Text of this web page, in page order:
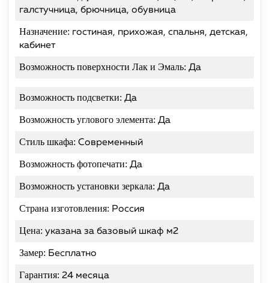
галстучница, брючница, обувница
Назначение: гостиная, прихожая, спальня, детская,
кабинет
Возможность поверхности Лак и Эмаль: Да
Возможность подсветки: Да
Возможность углового элемента: Да
Стиль шкафа: Современный
Возможность фотопечати: Да
Возможность установки зеркала: Да
Страна изготовления: Россия
Цена: указана за базовый шкаф м2
Замер: Бесплатно
Гарантия: 24 месяца